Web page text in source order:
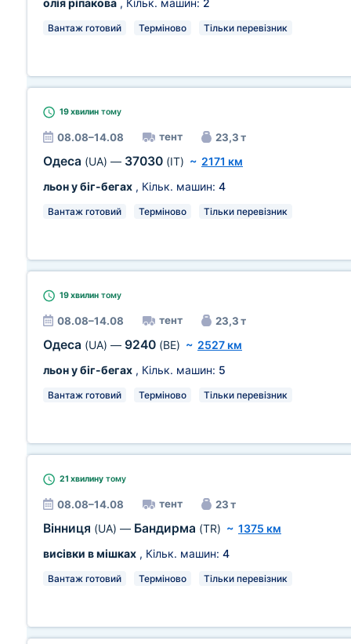
олія ріпакова , Кільк. машин: 2
Вантаж готовий Терміново Тільки перевізник
19 хвилин тому
08.08–14.08 тент 23,3 т
Одеса (UA) — 37030 (IT) ~ 2171 км
льон у біг-бегах , Кільк. машин: 4
Вантаж готовий Терміново Тільки перевізник
19 хвилин тому
08.08–14.08 тент 23,3 т
Одеса (UA) — 9240 (BE) ~ 2527 км
льон у біг-бегах , Кільк. машин: 5
Вантаж готовий Терміново Тільки перевізник
21 хвилину тому
08.08–14.08 тент 23 т
Вінниця (UA) — Бандирма (TR) ~ 1375 км
висівки в мішках , Кільк. машин: 4
Вантаж готовий Терміново Тільки перевізник